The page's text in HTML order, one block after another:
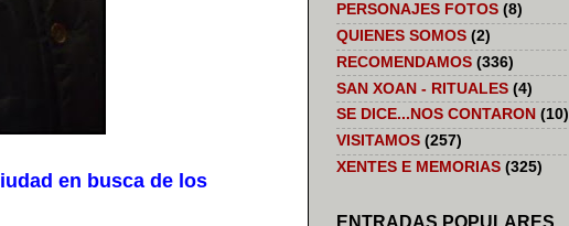
en busca de los
PERSONAJES FOTOS (8)
QUIENES SOMOS (2)
RECOMENDAMOS (336)
SAN XOAN - RITUALES (4)
SE DICE...NOS CONTARON (10)
VISITAMOS (257)
XENTES E MEMORIAS (325)